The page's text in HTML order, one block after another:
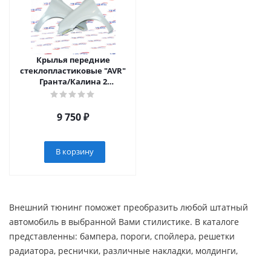
Крылья передние
стеклопластиковые "AVR"
Гранта/Калина 2
(Стандарт)
9 750₽
В корзину
Внешний тюнинг поможет преобразить любой штатный
автомобиль в выбранной Вами стилистике. В каталоге
представленны: бампера, пороги, спойлера, решетки
радиатора, реснички, различные накладки, молдинги,